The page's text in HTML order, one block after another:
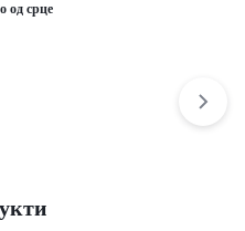
од срце